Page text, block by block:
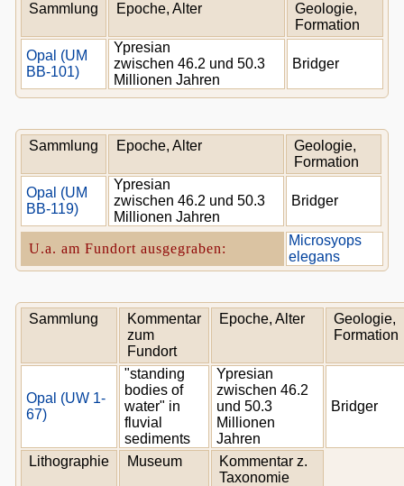
Sammlung Epoche, Alter
Geologie,
Formation
Opal (UM
BB-101)
Ypresian
zwischen 46.2 und 50.3
Millionen Jahren
Bridger
Sammlung Epoche, Alter
Geologie,
Formation
Opal (UM
BB-119)
Ypresian
zwischen 46.2 und 50.3
Millionen Jahren
Bridger
U.a. am Fundort ausgegraben:
Microsyops
elegans
Sammlung
Kommentar
zum
Fundort
Epoche, Alter
Geologie,
Formation
Opal (UW 1-
67)
"standing
bodies of
water" in
fluvial
sediments
Ypresian
zwischen 46.2
und 50.3
Millionen
Jahren
Bridger
Lithographie Museum
Kommentar z.
Taxonomie